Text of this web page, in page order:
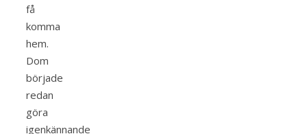
få
komma
hem.
Dom
började
redan
göra
igenkännande